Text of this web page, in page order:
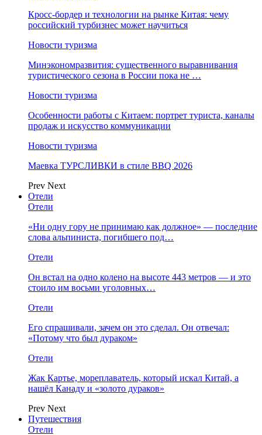
Кросс-бордер и технологии на рынке Китая: чему
российский турбизнес может научиться
Новости туризма
Минэкономразвития: существенного выравнивания
туристического сезона в России пока не …
Новости туризма
Особенности работы с Китаем: портрет туриста, каналы
продаж и искусство коммуникации
Новости туризма
Маевка ТУРСЛИВКИ в стиле BBQ 2026
Prev Next
Отели
Отели
«Ни одну гору не принимаю как должное» — последние
слова альпиниста, погибшего под…
Отели
Он встал на одно колено на высоте 443 метров — и это
стоило им восьми уголовных…
Отели
Его спрашивали, зачем он это сделал. Он отвечал:
«Потому что был дураком»
Отели
Жак Картье, мореплаватель, который искал Китай, а
нашёл Канаду и «золото дураков»
Prev Next
Путешествия
Отели